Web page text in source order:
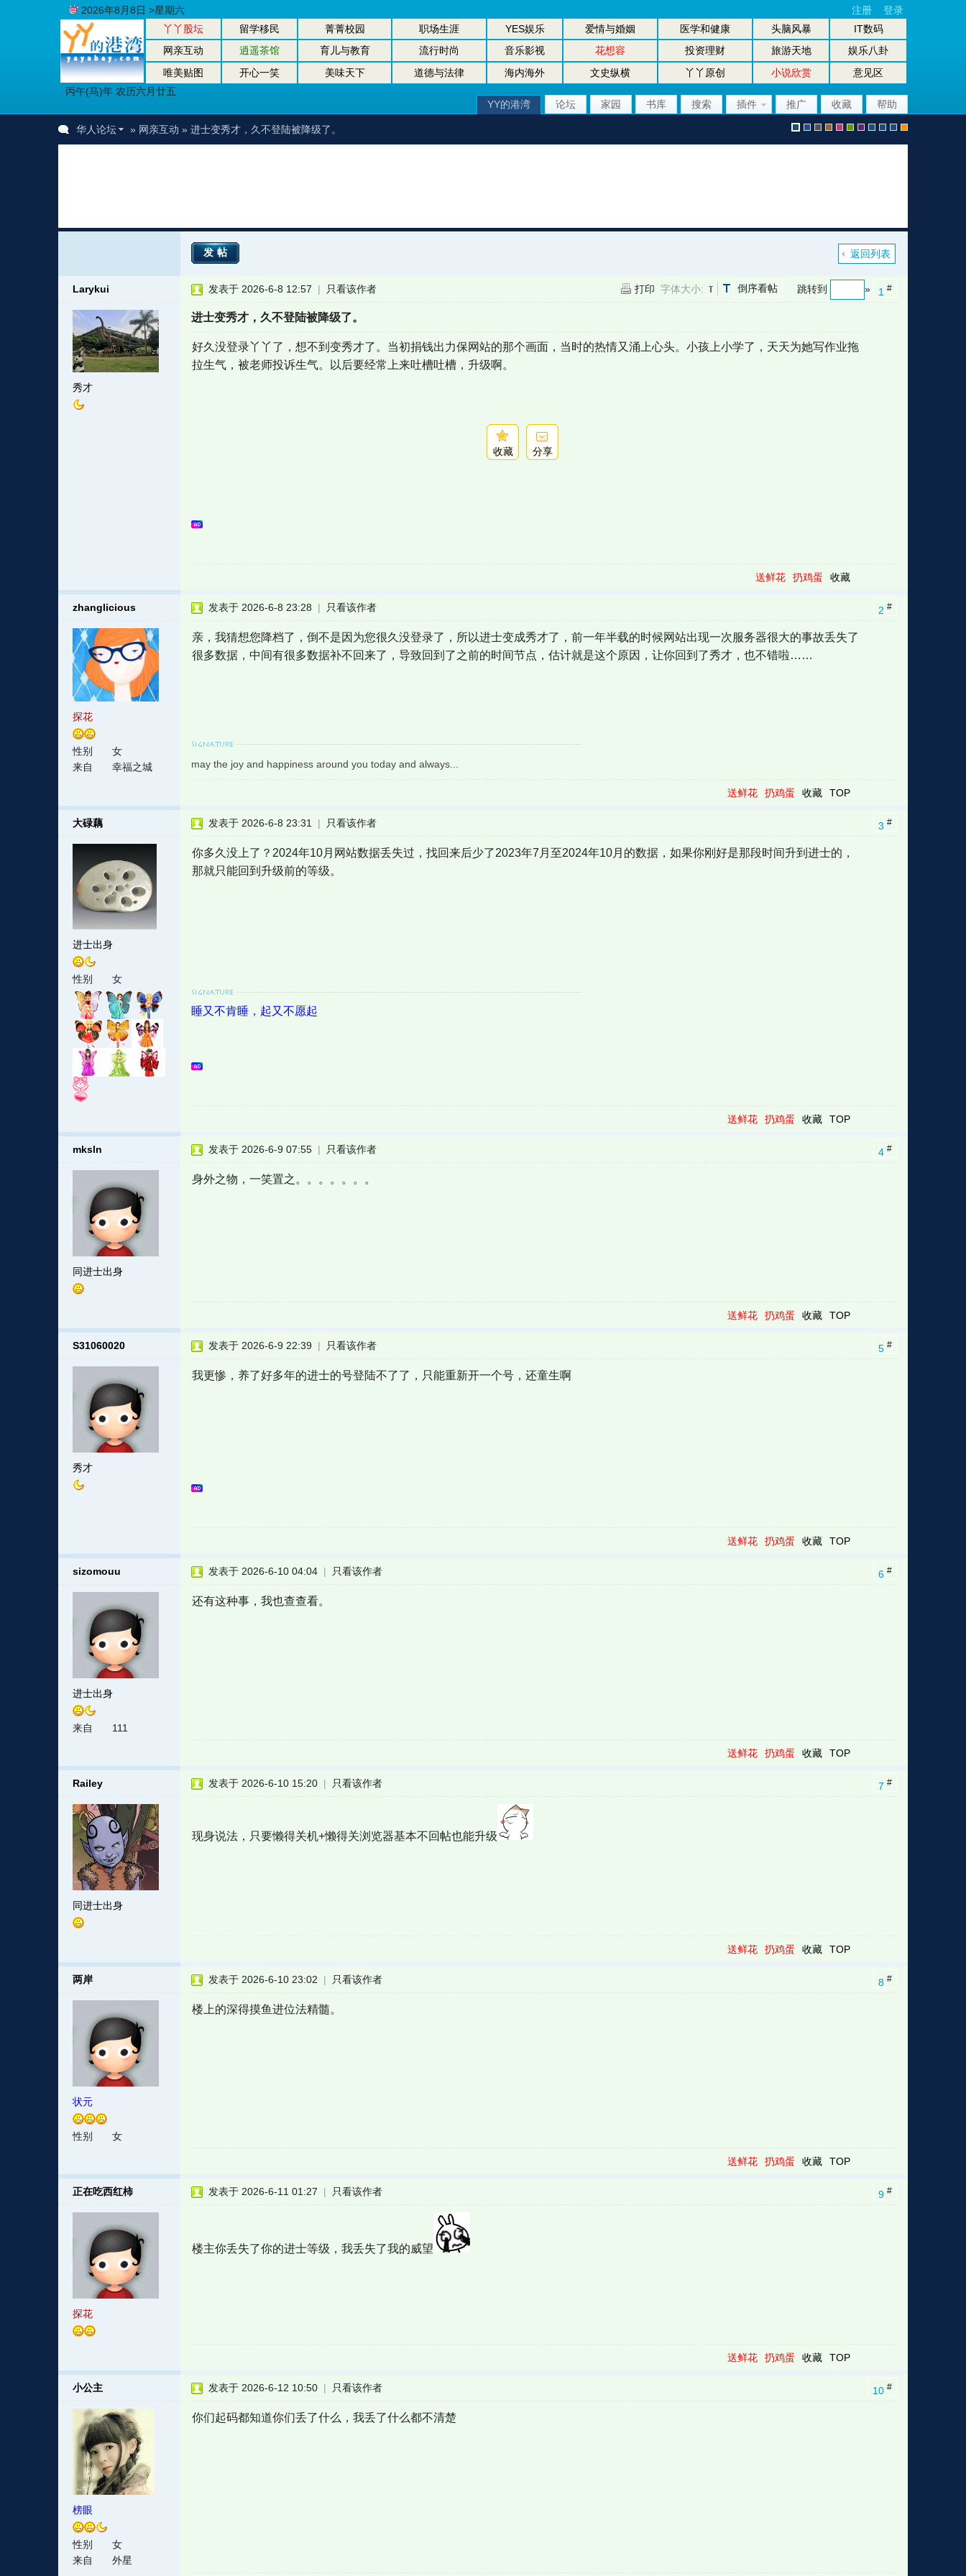
丫丫股坛 留学移民 菁菁校园 职场生涯 YES娱乐 爱情与婚姻 医学和健康 头脑风暴
IT数码
网亲互动
逍遥茶馆 育儿与教育 流行时尚 音乐影视 花想容 投资理财 旅游天地
娱乐八卦
唯美贴图
开心一笑 美味天下 道德与法律 海内海外 文史纵横 丫丫原创 小说欣赏
意见区
丙午(马)年 农历六月廿五
2026年8月8日 >星期六 注册 登录
YY的港湾 论坛 家园 书库 搜索 插件 推广 收藏 帮助
认l r r i r u 坛大坛机
华人论坛 » 网亲互动 » 进士变秀才，久不登陆被降级了。
返回列表
发帖
Larykui
秀才
1 #
跳转到 »
倒序看帖
打印 字体大小:
发表于 2026-6-8 12:57 | 只看该作者
进士变秀才，久不登陆被降级了。
好久没登录丫丫了，想不到变秀才了。当初捐钱出力保网站的那个画面，当时的热情又涌上心头。小孩上小学了，天天为她写作业拖
拉生气，被老师投诉生气。以后要经常上来吐槽吐槽，升级啊。
收藏 分享
送鲜花 扔鸡蛋 收藏
zhanglicious
探花
性别
女
来自
幸福之城
2 #
发表于 2026-6-8 23:28 | 只看该作者
亲，我猜想您降档了，倒不是因为您很久没登录了，所以进士变成秀才了，前一年半载的时候网站出现一次服务器很大的事故丢失了
很多数据，中间有很多数据补不回来了，导致回到了之前的时间节点，估计就是这个原因，让你回到了秀才，也不错啦……
may the joy and happiness around you today and always...
送鲜花 扔鸡蛋 收藏 TOP
大碌藕
进士出身
性别 女
3 #
发表于 2026-6-8 23:31 | 只看该作者
你多久没上了？2024年10月网站数据丢失过，找回来后少了2023年7月至2024年10月的数据，如果你刚好是那段时间升到进士的，
那就只能回到升级前的等级。
睡又不肯睡，起又不愿起
送鲜花 扔鸡蛋 收藏 TOP
mksln
同进士出身
4 #
发表于 2026-6-9 07:55 | 只看该作者
身外之物，一笑置之。。。。。。。
送鲜花 扔鸡蛋 收藏 TOP
S31060020
秀才
5 #
发表于 2026-6-9 22:39 | 只看该作者
我更惨，养了好多年的进士的号登陆不了了，只能重新开一个号，还童生啊
送鲜花 扔鸡蛋 收藏 TOP
sizomouu
进士出身
来自 111
6 #
发表于 2026-6-10 04:04 | 只看该作者
还有这种事，我也查查看。
送鲜花 扔鸡蛋 收藏 TOP
Railey
同进士出身
7 #
发表于 2026-6-10 15:20 | 只看该作者
现身说法，只要懒得关机+懒得关浏览器基本不回帖也能升级
送鲜花 扔鸡蛋 收藏 TOP
两岸
状元
性别 女
8 #
发表于 2026-6-10 23:02 | 只看该作者
楼上的深得摸鱼进位法精髓。
送鲜花 扔鸡蛋 收藏 TOP
正在吃西红柿
探花
9 #
发表于 2026-6-11 01:27 | 只看该作者
楼主你丢失了你的进士等级，我丢失了我的威望
送鲜花 扔鸡蛋 收藏 TOP
小公主
榜眼
性别
女
来自
外星
10 #
发表于 2026-6-12 10:50 | 只看该作者
你们起码都知道你们丢了什么，我丢了什么都不清楚